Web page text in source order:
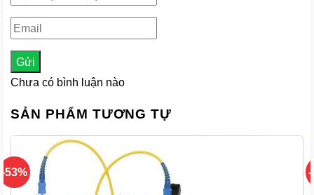
Gửi
Chưa có bình luận nào
SẢN PHẨM TƯƠNG TỰ
-53%